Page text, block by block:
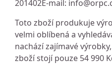
201402E-mail:
Toto zboží produkuje
velmi oblíbená a
nachází zajímavé
zboží stojí pouze 54 990